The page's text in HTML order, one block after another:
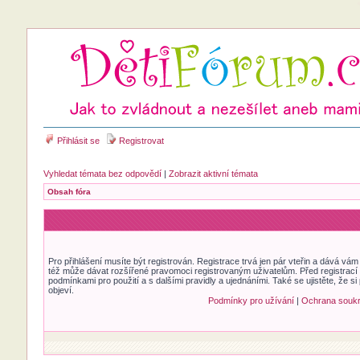
Přihlásit se Registrovat
Vyhledat témata bez odpovědí| Zobrazit aktivní témata
Obsah fóra
Pro přihlášení musíte být registrován. Registrace trvá jen pár vteřin a dává
též může dávat rozšířené pravomoci registrovaným uživatelům. Před
podmínkami pro použití a s dalšími pravidly a ujednáními. Také se ujistěte, že
objeví.
Podmínky pro užívání| Ochrana